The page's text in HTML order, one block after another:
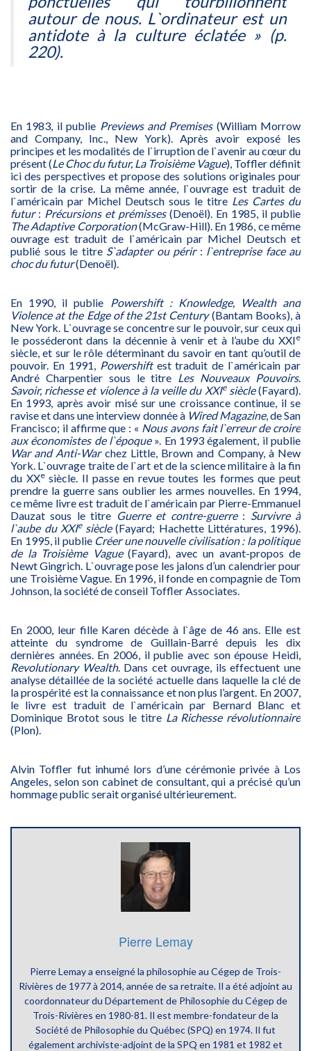
autour de nous. L`ordinateur est un
antidote à la culture éclatée» (p.
220).
En 1983, il publie Previews and Premises(William Morrow
and Company, Inc., New York). Après avoir exposé les
principes et les modalités de l`irruption de l`avenir au cœur du
présent (Le Choc du futur, La Troisième Vague), Toffler définit
ici des perspectives et propose des solutions originales pour
sortir de la crise. La même année, l`ouvrage est traduit de
l`américain par Michel Deutsch sous le titre Les Cartes du
futur: Précursions et prémisses(Denoël). En 1985, il publie
The Adaptive Corporation(McGraw-Hill). En 1986, ce même
ouvrage est traduit de l`américain par Michel Deutsch et
publié sous le titre S`adapter ou périr: l`entreprise face au
choc du futur(Denoël).
En 1990, il publie
Powershift : Knowledge, Wealth and
Violence at the Edge of the 21st Century(Bantam Books), à
New York. L`ouvrage se concentre sur le pouvoir, sur ceux qui
le posséderont dans la décennie à venir et à l’aube du XXIe
siècle, et sur le rôle déterminant du savoir en tant qu’outil de
pouvoir. En 1991, Powershiftest traduit de l`américain par
André Charpentier sous le titre Les Nouveaux Pouvoirs.
Savoir, richesse et violence à la veille du XXIesiècle(Fayard).
En 1993, après avoir misé sur une croissance continue, il se
ravise et dans une interview donnée à Wired Magazine, de San
Francisco; il affirme que : « Nous avons fait l`erreur de croire
aux économistes de l`époque». En 1993 également, il publie
War and Anti-Warchez Little, Brown and Company, à New
York. L`ouvrage traite de l`art et de la science militaire à la fin
du XXesiècle. Il passe en revue toutes les formes que peut
prendre la guerre sans oublier les armes nouvelles. En 1994,
ce même livre est traduit de l`américain par Pierre-Emmanuel
Dauzat sous le titre Guerre et contre-guerre : Survivre à
l`aube du XXIe siècle(Fayard; Hachette Littératures, 1996).
En 1995, il publie Créer une nouvelle civilisation : la politique
de la Troisième Vague(Fayard), avec un avant-propos de
Newt Gingrich. L`ouvrage pose les jalons d’un calendrier pour
une Troisième Vague. En 1996, il fonde en compagnie de Tom
Johnson, la société de conseil Toffler Associates.
En 2000, leur fille Karen décède à l`âge de 46 ans. Elle est
atteinte du syndrome de Guillain-Barré depuis les dix
dernières années. En 2006, il publie avec son épouse Heidi,
Revolutionary Wealth. Dans cet ouvrage, ils effectuent une
analyse détaillée de la société actuelle dans laquelle la clé de
la prospérité est la connaissance et non plus l’argent. En 2007,
le livre est traduit de l`américain par Bernard Blanc et
Dominique Brotot sous le titre La Richesse révolutionnaire
(Plon).
Alvin Toffler fut inhumé lors d’une cérémonie privée à Los
Angeles, selon son cabinet de consultant, qui a précisé qu’un
hommage public serait organisé ultérieurement.
Pierre Lemay
Pierre Lemay a enseigné la philosophie au Cégep de Trois-
Rivières de 1977 à 2014, année de sa retraite. Il a été adjoint au
coordonnateur du Département de Philosophie du Cégep de
Trois-Rivières en 1980-81. Il est membre-fondateur de la
Société de Philosophie du Québec (SPQ) en 1974. Il fut
également archiviste-adjoint de la SPQ en 1981 et 1982 et